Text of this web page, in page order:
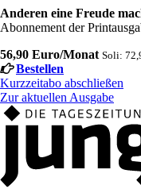
Anderen eine Freude
Abonnement der
56,90 Euro/Monat Soli:
Bestellen
Kurzzeitabo abschließen
Zur aktuellen Ausgabe